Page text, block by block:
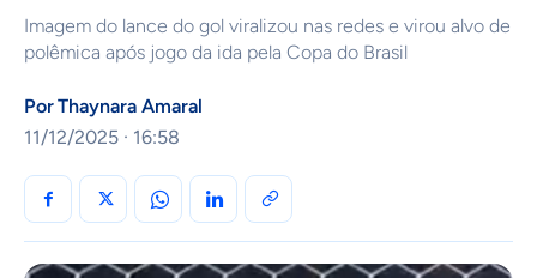
Imagem do lance do gol viralizou nas redes e virou alvo de
polêmica após jogo da ida pela Copa do Brasil
PorThaynara Amaral
11/12/2025 · 16:58